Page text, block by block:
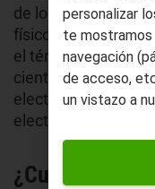
de los padres de la
físico francés
el término de
científico, que
electricidad durante
¿Cuál es el
personalizar
te mostramos
navegación
de acceso,
un vistazo a